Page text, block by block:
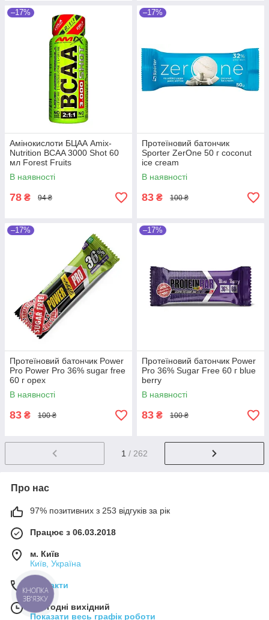
–17%
Амінокислоти БЦАА Amix-
Nutrition BCAA 3000 Shot 60
мл Forest Fruits
В наявності
78 ₴ 94 ₴
–17%
Протеїновий батончик
Sporter ZerOne 50 г coconut
ice cream
В наявності
83 ₴ 100 ₴
–17%
Протеїновий батончик Power
Pro Power Pro 36% sugar free
60 г орех
В наявності
83 ₴ 100 ₴
–17%
Протеїновий батончик Power
Pro 36% Sugar Free 60 г blue
berry
В наявності
83 ₴ 100 ₴
1 / 262
Про нас
97% позитивних з 253 відгуків за рік
Працює з 06.03.2018
м. Київ
Київ, Україна
Контакти
Сьогодні вихідний
Показати весь графік роботи
КНОПКА
ЗВ'ЯЗКУ